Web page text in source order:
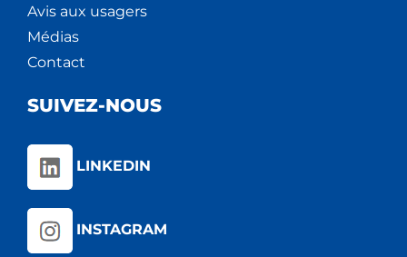
Avis aux usagers
Médias
Contact
SUIVEZ-NOUS
LINKEDIN
INSTAGRAM